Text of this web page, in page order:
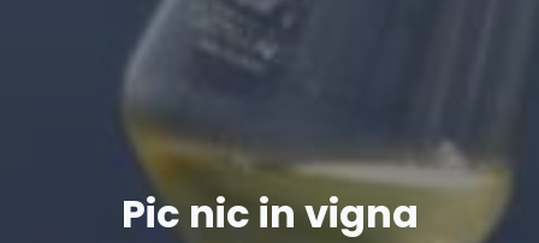
Pic nic in vigna